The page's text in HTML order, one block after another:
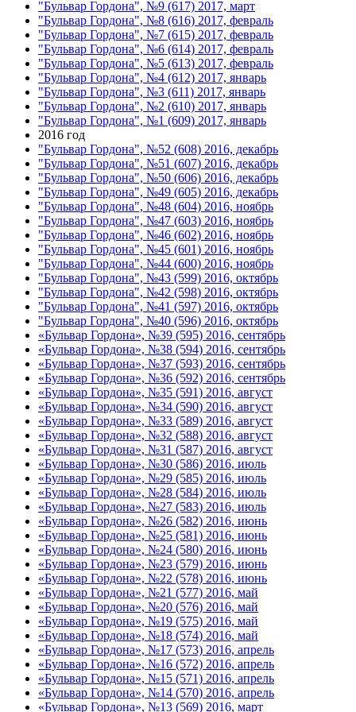
"Бульвар Гордона", №9 (617) 2017, март
"Бульвар Гордона", №8 (616) 2017, февраль
"Бульвар Гордона", №7 (615) 2017, февраль
"Бульвар Гордона", №6 (614) 2017, февраль
"Бульвар Гордона", №5 (613) 2017, февраль
"Бульвар Гордона", №4 (612) 2017, январь
"Бульвар Гордона", №3 (611) 2017, январь
"Бульвар Гордона", №2 (610) 2017, январь
"Бульвар Гордона", №1 (609) 2017, январь
2016 год
"Бульвар Гордона", №52 (608) 2016, декабрь
"Бульвар Гордона", №51 (607) 2016, декабрь
"Бульвар Гордона", №50 (606) 2016, декабрь
"Бульвар Гордона", №49 (605) 2016, декабрь
"Бульвар Гордона", №48 (604) 2016, ноябрь
"Бульвар Гордона", №47 (603) 2016, ноябрь
"Бульвар Гордона", №46 (602) 2016, ноябрь
"Бульвар Гордона", №45 (601) 2016, ноябрь
"Бульвар Гордона", №44 (600) 2016, ноябрь
"Бульвар Гордона", №43 (599) 2016, октябрь
"Бульвар Гордона", №42 (598) 2016, октябрь
"Бульвар Гордона", №41 (597) 2016, октябрь
"Бульвар Гордона", №40 (596) 2016, октябрь
«Бульвар Гордона», №39 (595) 2016, сентябрь
«Бульвар Гордона», №38 (594) 2016, сентябрь
«Бульвар Гордона», №37 (593) 2016, сентябрь
«Бульвар Гордона», №36 (592) 2016, сентябрь
«Бульвар Гордона», №35 (591) 2016, август
«Бульвар Гордона», №34 (590) 2016, август
«Бульвар Гордона», №33 (589) 2016, август
«Бульвар Гордона», №32 (588) 2016, август
«Бульвар Гордона», №31 (587) 2016, август
«Бульвар Гордона», №30 (586) 2016, июль
«Бульвар Гордона», №29 (585) 2016, июль
«Бульвар Гордона», №28 (584) 2016, июль
«Бульвар Гордона», №27 (583) 2016, июль
«Бульвар Гордона», №26 (582) 2016, июнь
«Бульвар Гордона», №25 (581) 2016, июнь
«Бульвар Гордона», №24 (580) 2016, июнь
«Бульвар Гордона», №23 (579) 2016, июнь
«Бульвар Гордона», №22 (578) 2016, июнь
«Бульвар Гордона», №21 (577) 2016, май
«Бульвар Гордона», №20 (576) 2016, май
«Бульвар Гордона», №19 (575) 2016, май
«Бульвар Гордона», №18 (574) 2016, май
«Бульвар Гордона», №17 (573) 2016, апрель
«Бульвар Гордона», №16 (572) 2016, апрель
«Бульвар Гордона», №15 (571) 2016, апрель
«Бульвар Гордона», №14 (570) 2016, апрель
«Бульвар Гордона», №13 (569) 2016, март